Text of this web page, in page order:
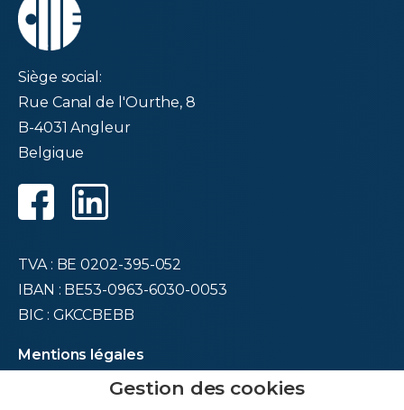
Siège social:
Rue Canal de l'Ourthe, 8
B-4031 Angleur
Belgique
TVA : BE 0202-395-052
IBAN : BE53-0963-6030-0053
BIC : GKCCBEBB
Mentions légales
Déclaration de confidentialité